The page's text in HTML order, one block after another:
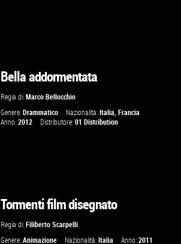
Bella addormentata
Regia di:Marco Bellocchio
Genere:Drammatico Nazionalità:Italia,Francia
Anno:2012 Distributore:01 Distribution
Tormenti film disegnato
Regia di:Filiberto Scarpelli
Genere:Animazione Nazionalità:Italia Anno:2011